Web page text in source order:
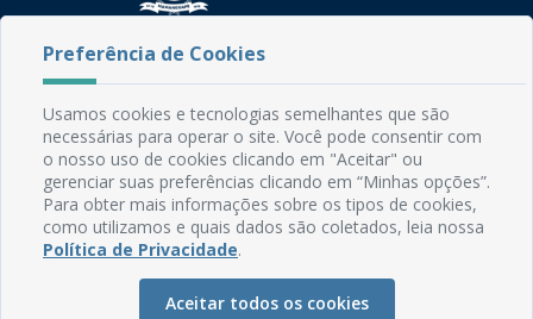
Rua do Imperador, 78, Centro
CEP: 58.280-000 - Mamanguape/PB
Email: comunicacao@mamanguape.pb.gov.br
Expediente: Segunda à Sexta, das 08h às 13h
Mapa do Site
Perguntas frequentes
Manual de Navegação
Glossário
Preferência de Cookies
Usamos cookies e tecnologias semelhantes que são
necessárias para operar o site. Você pode consentir com
o nosso uso de cookies clicando em "Aceitar" ou
gerenciar suas preferências clicando em “Minhas opções”.
Para obter mais informações sobre os tipos de cookies,
como utilizamos e quais dados são coletados, leia nossa
Política de Privacidade.
Aceitar todos os cookies